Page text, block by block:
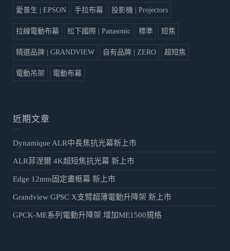
愛普生 | EPSON 手拉布幕 投影機 | Projectors
拉線電動布幕 松下國際 | Panasonic 標準 短焦
精選品牌 | GRANDVIEW 自有品牌 | ZERO 超短焦
電動吊架 電動布幕
近期文章
Dynamique ALR中長焦抗光幕新上市
ALR菲涅爾 4K超短焦抗光幕 新上市
Edge 12mm固定畫框幕 新上市
Grandview GPSC X支臂超薄電動升降架 新上市
GPCK-ME系列電動升降架 增加ME1500規格